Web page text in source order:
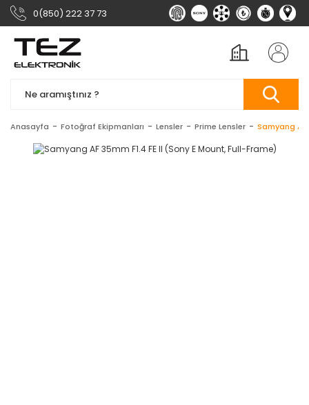
0(850) 222 37 73
Anasayfa Fotoğraf Ekipmanları Lensler Prime Lensler Samyang AF